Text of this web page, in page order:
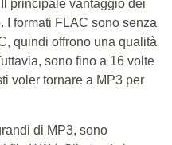
principale vantaggio dei
I formati FLAC sono senza
quindi offrono una qualità
sono fino a 16 volte
voler tornare a MP3 per
di MP3, sono